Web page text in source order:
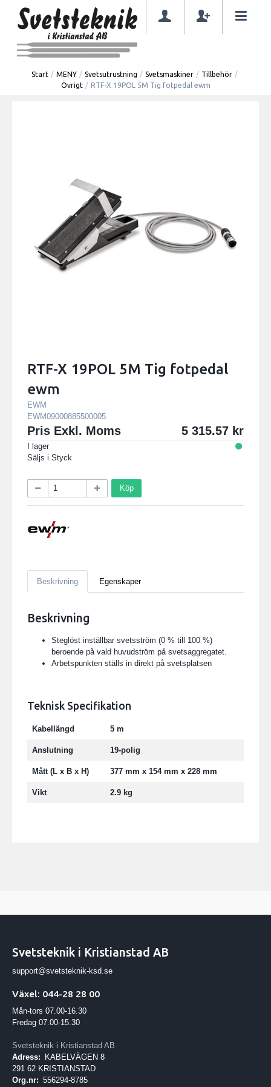
Start / MENY / Svetsutrustning / Svetsmaskiner / Tillbehör /
Övrigt / RTF-X 19POL 5M Tig fotpedal ewm
RTF-X 19POL 5M Tig fotpedal
ewm
EWM
EWM09000885500005
Pris Exkl. Moms 5 315.57
I lager
Säljs i Styck
Köp
Beskrivning Egenskaper
Beskrivning
Steglöst inställbar svetsström (0 % till 100 %)
beroende på vald huvudström på svetsaggregatet.
Arbetspunkten ställs in direkt på svetsplatsen
Teknisk Specifikation
Kabellängd 5 m
Anslutning 19-polig
Mått (L x B x H) 377 mm x 154 mm x 228 mm
Vikt 2.9 kg
Svetsteknik i Kristianstad AB
support@svetsteknik-ksd.se
Växel: 044-28 28 00
Mån-tors 07.00-16.30
Fredag 07.00-15.30
Svetsteknik i Kristianstad AB
Adress:
KABELVÄGEN 8
291 62 KRISTIANSTAD
Org.nr: 556294-8785